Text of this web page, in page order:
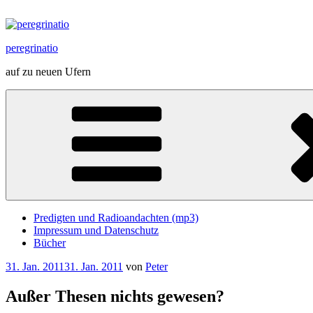
Inhalt
peregrinatio
auf zu neuen Ufern
Predigten und Radioandachten (mp3)
Impressum und Datenschutz
Bücher
Veröffentlicht
31. Jan. 201131. Jan. 2011 von Peter
Außer Thesen nichts gewesen?